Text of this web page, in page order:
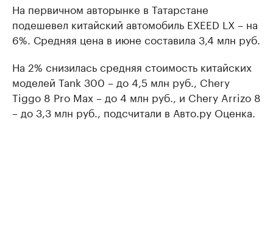
На первичном авторынке в Татарстане
подешевел китайский автомобиль EXEED LX – на
6%. Средняя цена в июне составила 3,4 млн руб.
На 2% снизилась средняя стоимость китайских
моделей Tank 300 – до 4,5 млн руб., Chery
Tiggo 8 Pro Max – до 4 млн руб., и Chery Arrizo 8
– до 3,3 млн руб., подсчитали в Авто.ру Оценка.